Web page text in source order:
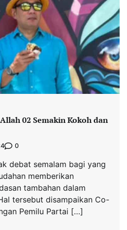
02 Semakin Kokoh dan
0
debat semalam bagi yang
memberikan
tambahan dalam
tersebut disampaikan Co-
Pemilu Partai […]